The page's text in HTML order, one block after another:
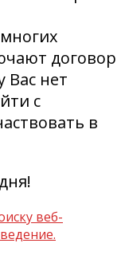
договор
Вас нет
с
в
веб-